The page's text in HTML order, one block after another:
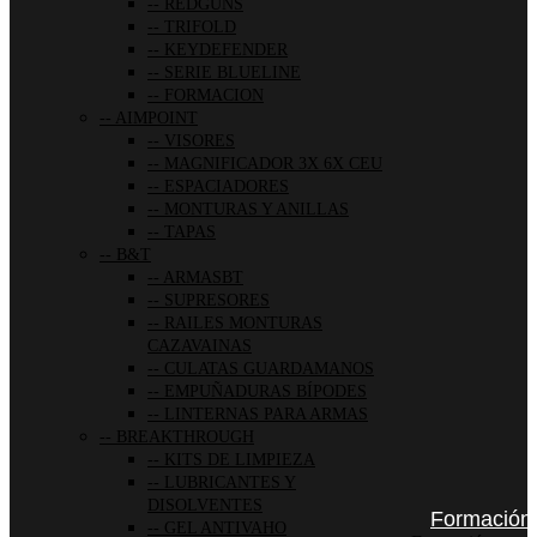
REDGUNS
TRIFOLD
KEYDEFENDER
SERIE BLUELINE
FORMACION
AIMPOINT
VISORES
MAGNIFICADOR 3X 6X CEU
ESPACIADORES
MONTURAS Y ANILLAS
TAPAS
B&T
ARMASBT
SUPRESORES
RAILES MONTURAS
CAZAVAINAS
CULATAS GUARDAMANOS
EMPUÑADURAS BÍPODES
LINTERNAS PARA ARMAS
BREAKTHROUGH
KITS DE LIMPIEZA
LUBRICANTES Y
DISOLVENTES
GEL ANTIVAHO
Formación